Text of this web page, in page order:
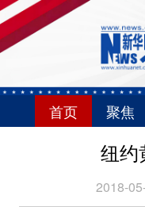
首页 聚焦
纽约
2018-